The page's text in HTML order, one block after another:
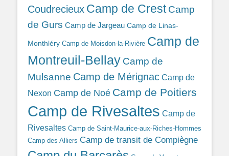
Coudrecieux Camp de Crest Camp
de Gurs Camp de Jargeau Camp de Linas-
Monthléry Camp de Moisdon-la-Rivière Camp de
Montreuil-Bellay Camp de
Mulsanne Camp de Mérignac Camp de
Nexon Camp de Noé Camp de Poitiers
Camp de Rivesaltes Camp de
Rivesaltes Camp de Saint-Maurice-aux-Riches-Hommes
Camp des Alliers Camp de transit de Compiègne